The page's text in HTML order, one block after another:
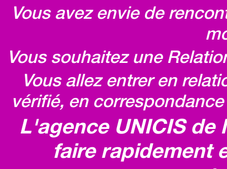
Vous avez envie de
Vous souhaitez une
Vous allez entrer en
vérifié, en
L'agence UNICIS
faire rapidement